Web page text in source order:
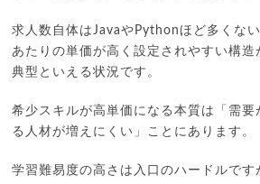
求人数自体はJavaやPythonほど多くな
あたりの単価が高く設定されやすい構造
典型といえる状況です。
希少スキルが高単価になる本質は「需要
る人材が増えにくい」ことにあります。
学習難易度の高さは入口のハードルで